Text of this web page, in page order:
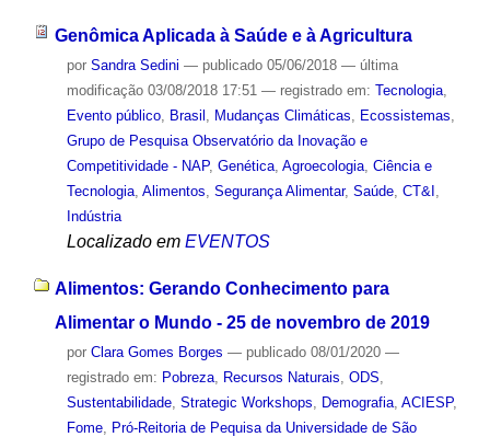
Genômica Aplicada à Saúde e à Agricultura
por Sandra Sedini — publicado05/06/2018 — última
modificação03/08/2018 17:51 — registrado em: Tecnologia,
Evento público, Brasil Mudanças Climáticas Ecossistemas
Grupo de Pesquisa Observatório da Inovação e
Competitividade - NAP, Genética, Agroecologia, Ciência e
Tecnologia, Alimentos Segurança Alimentar, Saúde, CT&I
Indústria
Localizado em EVENTOS
Alimentos: Gerando Conhecimento para
Alimentar o Mundo - 25 de novembro de 2019
por Clara Gomes Borges — publicado08/01/2020 —
registrado em: Pobreza, Recursos Naturais ODS
Sustentabilidade, Strategic Workshops Demografia, ACIESP,
Fome, Pró-Reitoria de Pequisa da Universidade de São